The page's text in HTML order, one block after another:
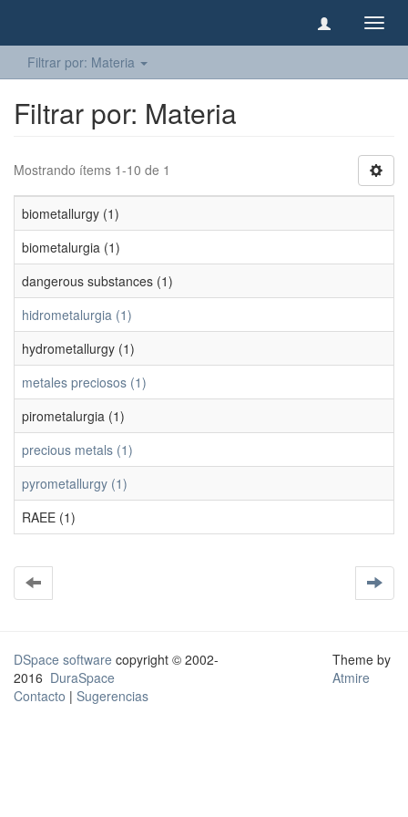
Filtrar por: Materia
Filtrar por: Materia
Mostrando ítems 1-10 de 1
biometallurgy (1)
biometalurgia (1)
dangerous substances (1)
hidrometalurgia (1)
hydrometallurgy (1)
metales preciosos (1)
pirometalurgia (1)
precious metals (1)
pyrometallurgy (1)
RAEE (1)
DSpace software copyright © 2002-
2016 DuraSpace
Contacto | Sugerencias
Theme by
Atmire